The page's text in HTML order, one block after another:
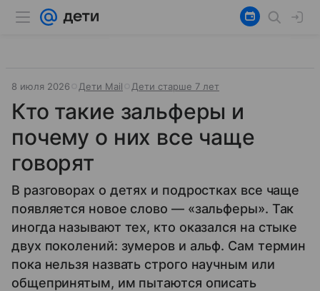
8 июля 2026 Дети Mail Дети старше 7 лет
Кто такие зальферы и
почему о них все чаще
говорят
В разговорах о детях и подростках все чаще
появляется новое слово — «зальферы». Так
иногда называют тех, кто оказался на стыке
двух поколений: зумеров и альф. Сам термин
пока нельзя назвать строго научным или
общепринятым, им пытаются описать